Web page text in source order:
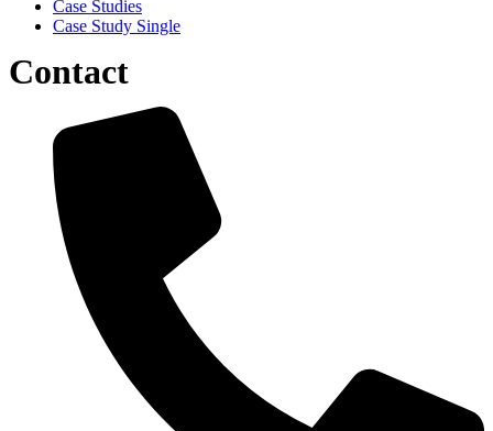
Case Studies
Case Study Single
Contact